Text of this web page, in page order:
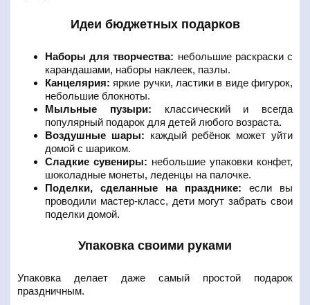
Идеи бюджетных подарков
Наборы для творчества: небольшие раскраски с
карандашами, наборы наклеек, пазлы.
Канцелярия: яркие ручки, ластики в виде фигурок,
небольшие блокноты.
Мыльные пузыри: классический и всегда
популярный подарок для детей любого возраста.
Воздушные шары: каждый ребёнок может уйти
домой с шариком.
Сладкие сувениры: небольшие упаковки конфет,
шоколадные монеты, леденцы на палочке.
Поделки, сделанные на празднике: если вы
проводили мастер-класс, дети могут забрать свои
поделки домой.
Упаковка своими руками
Упаковка делает даже самый простой подарок
праздничным.